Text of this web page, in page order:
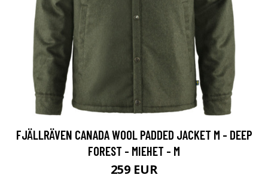
FJÄLLRÄVEN CANADA WOOL PADDED JACKET M - DEEP
FOREST - MIEHET - M
259 EUR